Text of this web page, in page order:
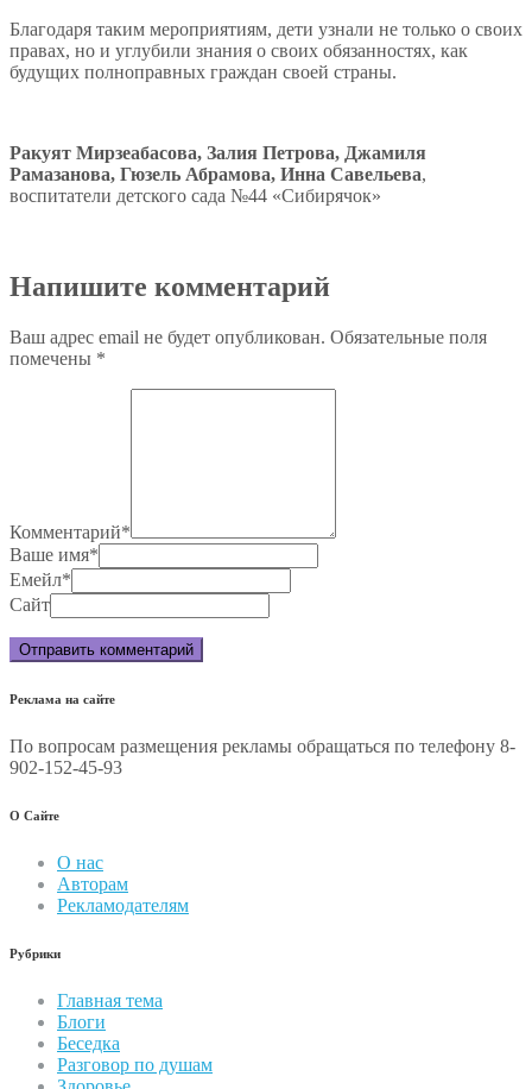
Благодаря таким мероприятиям, дети узнали не только о своих
правах, но и углубили знания о своих обязанностях, как
будущих полноправных граждан своей страны.
Ракуят Мирзеабасова, Залия Петрова, Джамиля
Рамазанова, Гюзель Абрамова, Инна Савельева,
воспитатели детского сада №44 «Сибирячок»
Напишите комментарий
Ваш адрес email не будет опубликован. Обязательные поля
помечены *
Комментарий*
Ваше имя*
Емейл*
Сайт
Реклама на сайте
По вопросам размещения рекламы обращаться по телефону 8-
902-152-45-93
О Сайте
О нас
Авторам
Рекламодателям
Рубрики
Главная тема
Блоги
Беседка
Разговор по душам